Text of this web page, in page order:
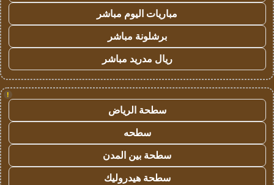
مباريات اليوم مباشر
برشلونة مباشر
ريال مدريد مباشر
!
سطحة الرياض
سطحه
سطحة بين المدن
سطحة هيدروليك